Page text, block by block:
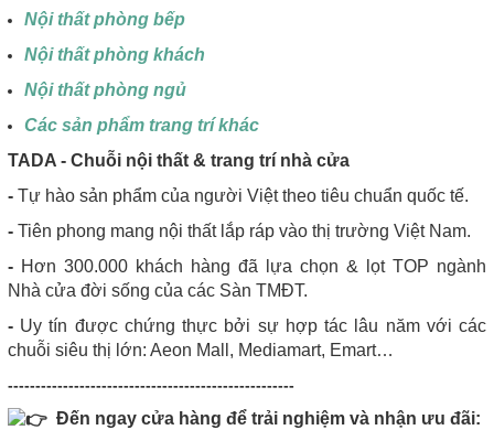
Nội thất phòng bếp
Nội thất phòng khách
Nội thất phòng ngủ
Các sản phẩm trang trí khác
TADA - Chuỗi nội thất & trang trí nhà cửa
- Tự hào sản phẩm của người Việt theo tiêu chuẩn quốc tế.
- Tiên phong mang nội thất lắp ráp vào thị trường Việt Nam.
- Hơn 300.000 khách hàng đã lựa chọn & lọt TOP ngành
Nhà cửa đời sống của các Sàn TMĐT.
- Uy tín được chứng thực bởi sự hợp tác lâu năm với các
chuỗi siêu thị lớn: Aeon Mall, Mediamart, Emart…
----------------------------------------------------
Đến ngay cửa hàng để trải nghiệm và nhận ưu đãi: